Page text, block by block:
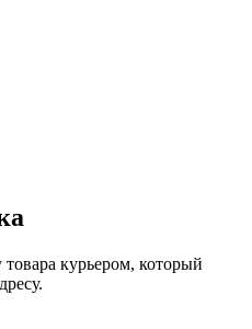
курьером, который